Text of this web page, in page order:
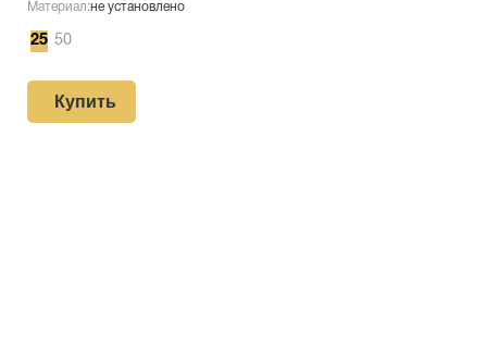
Материал:не установлено
25 50
Купить